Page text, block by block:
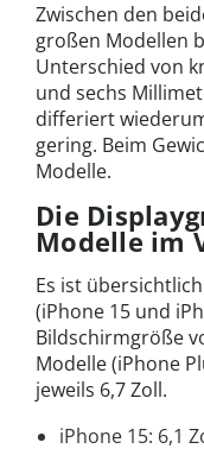
Zwischen den
großen Modellen
Unterschied von
und sechs
differiert
gering. Beim
Modelle.
Die
Modelle im
Es ist
(iPhone 15 und
Bildschirmgröße
Modelle (iPhone
jeweils 6,7 Zoll.
iPhone 15: 6,1